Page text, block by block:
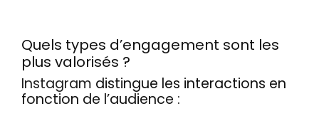
Quels types d’engagement sont les
plus valorisés ?
Instagram distingue les interactions en
fonction de l’audience :